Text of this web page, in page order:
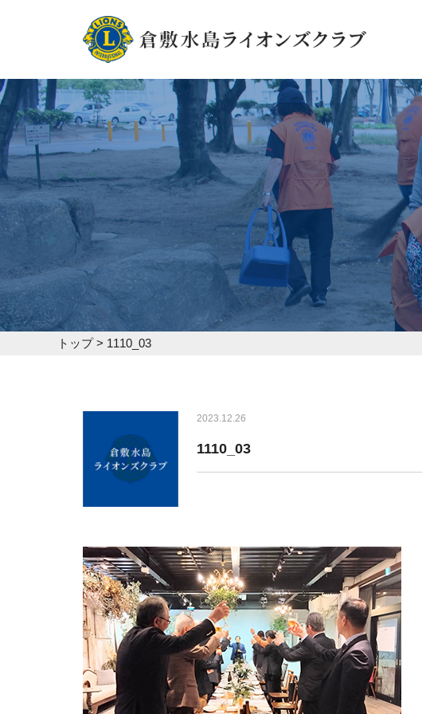
トップ> 1110_03
2023.12.26
1110_03